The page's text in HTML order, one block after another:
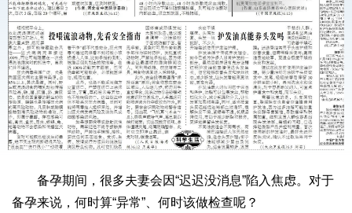
备孕期间，很多夫妻会因“迟迟没消息”陷入焦虑。对于
备孕来说，何时算“异常”、何时该做检查呢？